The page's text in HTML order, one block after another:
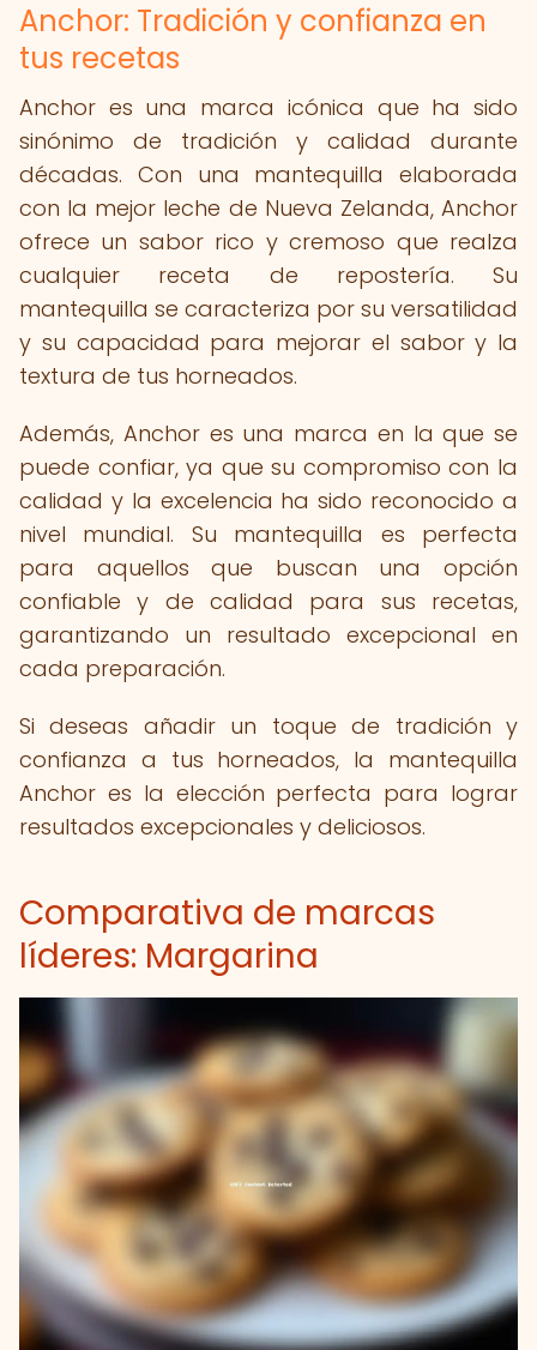
Anchor: Tradición y confianza en
tus recetas
Anchor es una marca icónica que ha sido
sinónimo de tradición y calidad durante
décadas. Con una mantequilla elaborada
con la mejor leche de Nueva Zelanda, Anchor
ofrece un sabor rico y cremoso que realza
cualquier receta de repostería. Su
mantequilla se caracteriza por su versatilidad
y su capacidad para mejorar el sabor y la
textura de tus horneados.
Además, Anchor es una marca en la que se
puede confiar, ya que su compromiso con la
calidad y la excelencia ha sido reconocido a
nivel mundial. Su mantequilla es perfecta
para aquellos que buscan una opción
confiable y de calidad para sus recetas,
garantizando un resultado excepcional en
cada preparación.
Si deseas añadir un toque de tradición y
confianza a tus horneados, la mantequilla
Anchor es la elección perfecta para lograr
resultados excepcionales y deliciosos.
Comparativa de marcas
líderes: Margarina